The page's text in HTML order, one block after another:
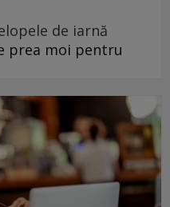
de iarnă
prea moi pentru